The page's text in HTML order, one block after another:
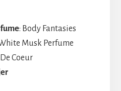
: Body Fantasies
Musk Perfume
Coeur